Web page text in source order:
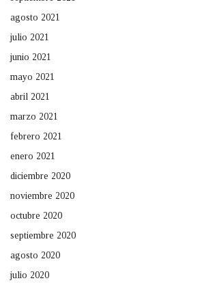
agosto 2021
julio 2021
junio 2021
mayo 2021
abril 2021
marzo 2021
febrero 2021
enero 2021
diciembre 2020
noviembre 2020
octubre 2020
septiembre 2020
agosto 2020
julio 2020